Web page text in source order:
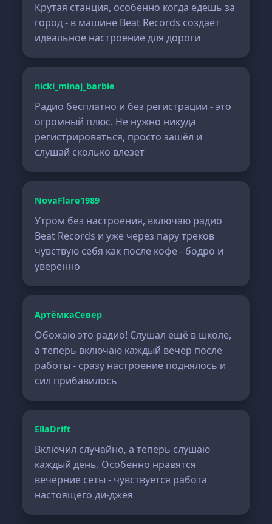
Крутая станция, особенно когда едешь за
город - в машине Beat Records создаёт
идеальное настроение для дороги
nicki_minaj_barbie
Радио бесплатно и без регистрации - это
огромный плюс. Не нужно никуда
регистрироваться, просто зашёл и
слушай сколько влезет
NovaFlare1989
Утром без настроения, включаю радио
Beat Records и уже через пару треков
чувствую себя как после кофе - бодро и
уверенно
АртёмкаСевер
Обожаю это радио! Слушал ещё в школе,
а теперь включаю каждый вечер после
работы - сразу настроение поднялось и
сил прибавилось
EllaDrift
Включил случайно, а теперь слушаю
каждый день. Особенно нравятся
вечерние сеты - чувствуется работа
настоящего ди-джея